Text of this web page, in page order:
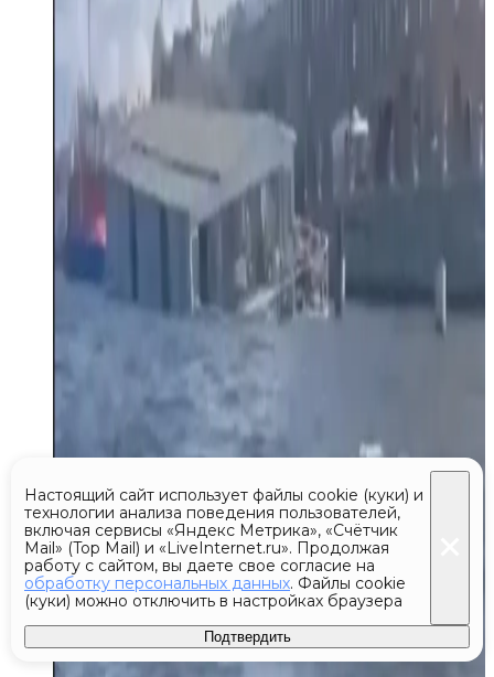
Настоящий сайт использует файлы cookie (куки) и
технологии анализа поведения пользователей,
включая сервисы «Яндекс Метрика», «Счётчик
Mail» (Top Mail) и «LiveInternet.ru». Продолжая
работу с сайтом, вы даете свое согласие на
обработку персональных данных. Файлы cookie
(куки) можно отключить в настройках браузера
Подтвердить